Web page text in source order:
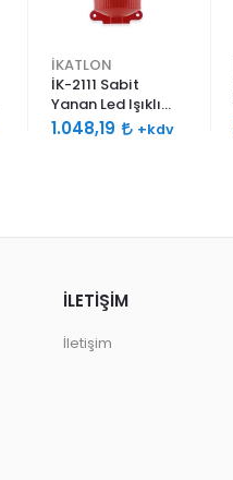
İKATLON
İK-2111 Sabit
Yanan Led Işıklı
Siren 120db Çift
1.048,19 +kdv
İLETİŞİM
İletişim